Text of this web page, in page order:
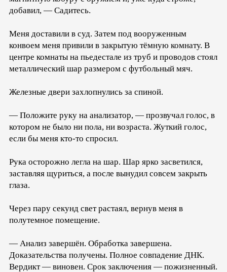
добавил, — Садитесь.
Меня доставили в суд. Затем под вооруженным
конвоем меня привили в закрытую тёмную комнату. В
центре комнаты на пьедестале из труб и проводов стоял
металлический шар размером с футбольный мяч.
Железные двери захлопнулись за спиной.
— Положите руку на анализатор, — прозвучал голос, в
котором не было ни пола, ни возраста. Жуткий голос,
если бы меня кто-то спросил.
Рука осторожно легла на шар. Шар ярко засветился,
заставляя щуриться, а после вынудил совсем закрыть
глаза.
Через пару секунд свет растаял, вернув меня в
полутемное помещение.
— Анализ завершён. Обработка завершена.
Доказательства получены. Полное совпадение ДНК.
Вердикт — виновен. Срок заключения — пожизненный.